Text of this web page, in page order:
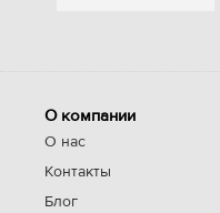
О компании
О нас
Контакты
Блог